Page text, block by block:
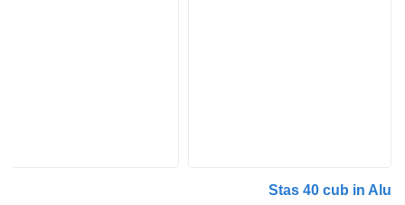
Stas 40 cub in Alu